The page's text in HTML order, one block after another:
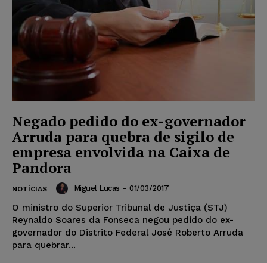
Negado pedido do ex-governador
Arruda para quebra de sigilo de
empresa envolvida na Caixa de
Pandora
NOTÍCIAS Miguel Lucas - 01/03/2017
O ministro do Superior Tribunal de Justiça (STJ)
Reynaldo Soares da Fonseca negou pedido do ex-
governador do Distrito Federal José Roberto Arruda
para quebrar...